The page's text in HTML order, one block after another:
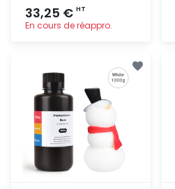
33,25 € HT
En cours de réappro.
rapide